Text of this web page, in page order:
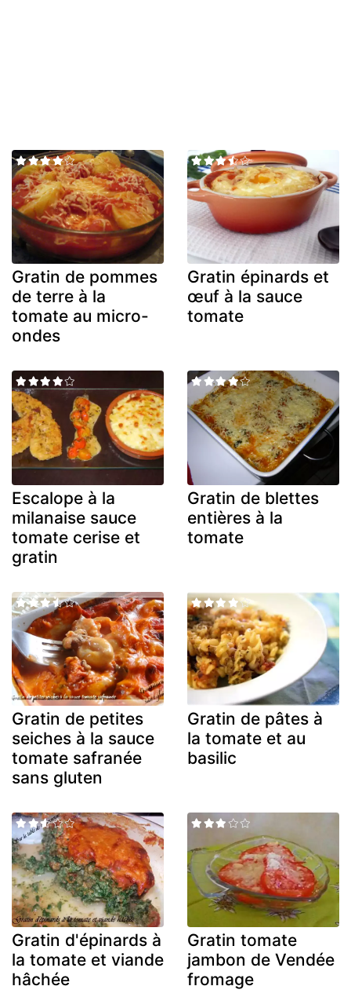
Gratin de pommes
de terre à la
tomate au micro-
ondes
Gratin épinards et
œuf à la sauce
tomate
Escalope à la
milanaise sauce
tomate cerise et
gratin
Gratin de blettes
entières à la
tomate
Gratin de petites
seiches à la sauce
tomate safranée
sans gluten
Gratin de pâtes à
la tomate et au
basilic
Gratin d'épinards à
la tomate et viande
hâchée
Gratin tomate
jambon de Vendée
fromage